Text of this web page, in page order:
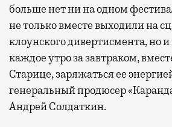
больше нет ни на одном
не только вместе выходили на
клоунского дивертисмента, но
каждое утро за завтраком,
Старице, заряжаться ее
генеральный продюсер
Андрей Солдаткин.